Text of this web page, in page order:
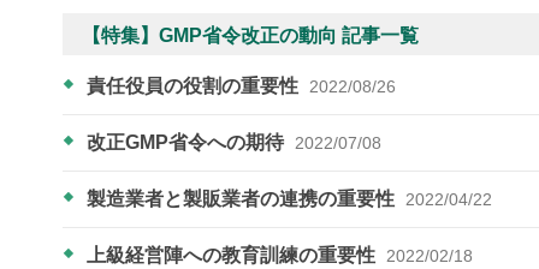
【特集】GMP省令改正の動向 記事一覧
責任役員の役割の重要性 2022/08/26
改正GMP省令への期待 2022/07/08
製造業者と製販業者の連携の重要性 2022/04/22
上級経営陣への教育訓練の重要性 2022/02/18